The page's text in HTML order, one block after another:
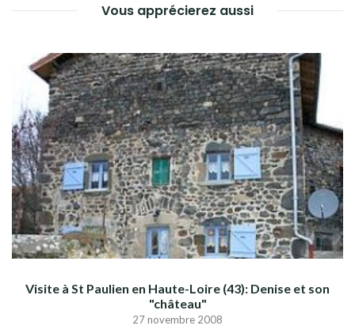
Vous apprécierez aussi
Visite à St Paulien en Haute-Loire (43): Denise et son
"château"
27 novembre 2008